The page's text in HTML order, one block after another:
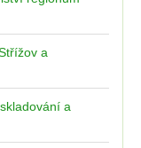
a
a